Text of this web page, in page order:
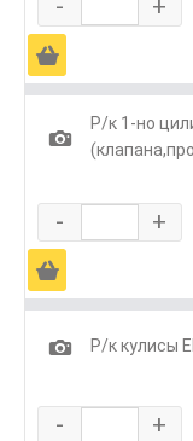
- +
Ä
1
Р/к 1-но
- +
Ä
1
Р/к кулисы
- +